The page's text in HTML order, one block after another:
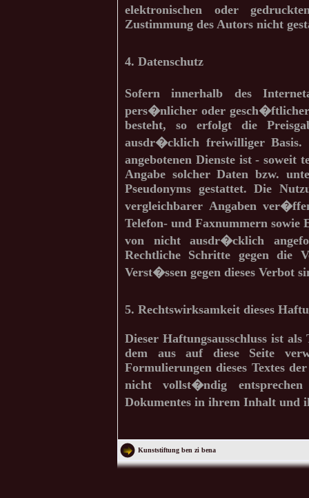
elektronischen oder
Zustimmung des Autors nicht
4. Datenschutz
Sofern innerhalb des
pers�nlicher oder gesch�ftlicher
besteht, so erfolgt die
ausdr�cklich freiwilliger Basis.
angebotenen Dienste ist -
Angabe solcher Daten bzw.
Pseudonyms gestattet. Die
vergleichbarer Angaben
Telefon- und Faxnummern
von nicht ausdr�cklich
Rechtliche Schritte gegen die
Verst�ssen gegen dieses Verbot
5. Rechtswirksamkeit dieses
Dieser Haftungsausschluss ist
dem aus auf diese Seite
Formulierungen dieses Textes
nicht vollst�ndig
Dokumentes in ihrem Inhalt
Kunststiftung ben zi bena